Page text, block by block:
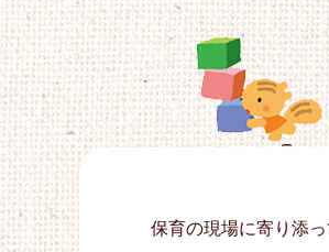
保育の現場に寄り添